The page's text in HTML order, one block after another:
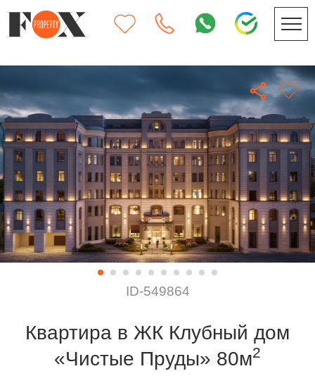
ID-549864
квартира в ЖК Клубный дом
«Чистые Пруды» 80м2